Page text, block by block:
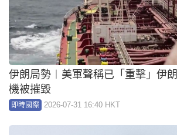
伊朗局勢︱美軍聲稱已「重擊」伊朗 否認有F-35戰
機被摧毀
即時國際 2026-07-31 16:40 HKT